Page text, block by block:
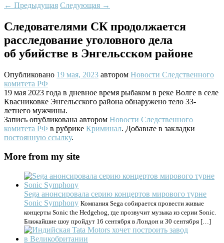
← Предыдущая Следующая →
Следователями СК продолжается
расследование уголовного дела
об убийстве в Энгельсском районе
Опубликовано 19 мая, 2023 автором Новости Следственного
комитета РФ
19 мая 2023 года в дневное время рыбаком в реке Волге в селе
Квасниковке Энгельсского района обнаружено тело 33-
летнего мужчины.
Запись опубликована автором Новости Следственного
комитета РФ в рубрике Криминал. Добавьте в закладки
постоянную ссылку.
More from my site
Sega анонсировала серию концертов мирового турне
Sonic Symphony Компания Sega собирается провести живые
концерты Sonic the Hedgehog, где прозвучит музыка из серии Sonic.
Ближайшие шоу пройдут 16 сентября в Лондон и 30 сентября […]